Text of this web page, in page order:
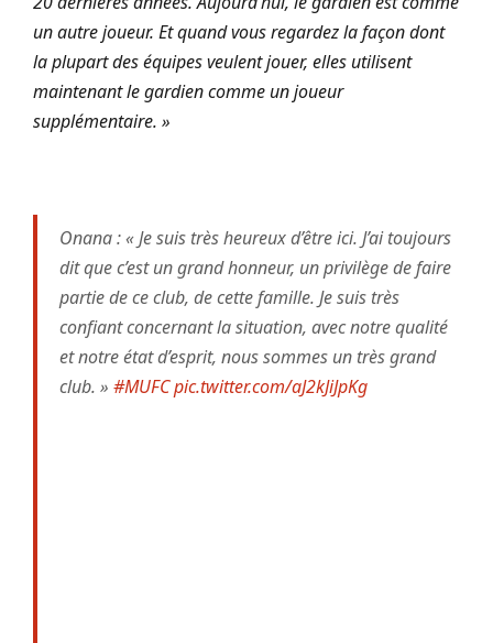
un autre joueur. Et quand vous regardez la façon dont
la plupart des équipes veulent jouer, elles utilisent
maintenant le gardien comme un joueur
supplémentaire. »
Onana : « Je suis très heureux d’être ici. J’ai toujours
dit que c’est un grand honneur, un privilège de faire
partie de ce club, de cette famille. Je suis très
confiant concernant la situation, avec notre qualité
et notre état d’esprit, nous sommes un très grand
club. » #MUFCpic.twitter.com/aJ2kJiJpKg